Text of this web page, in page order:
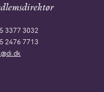
3377 3032
2476 7713